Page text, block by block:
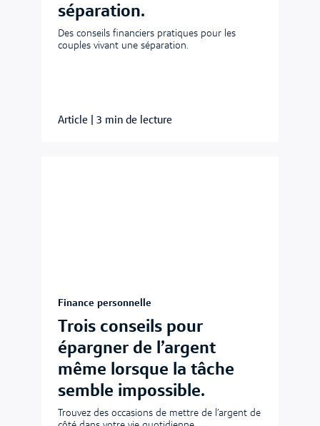
séparation.
Des conseils financiers pratiques pour les
couples vivant une séparation.
Article 3 min de lecture
Finance personnelle
Trois conseils pour
épargner de l’argent
même lorsque la tâche
semble impossible.
Trouvez des occasions de mettre de l’argent de